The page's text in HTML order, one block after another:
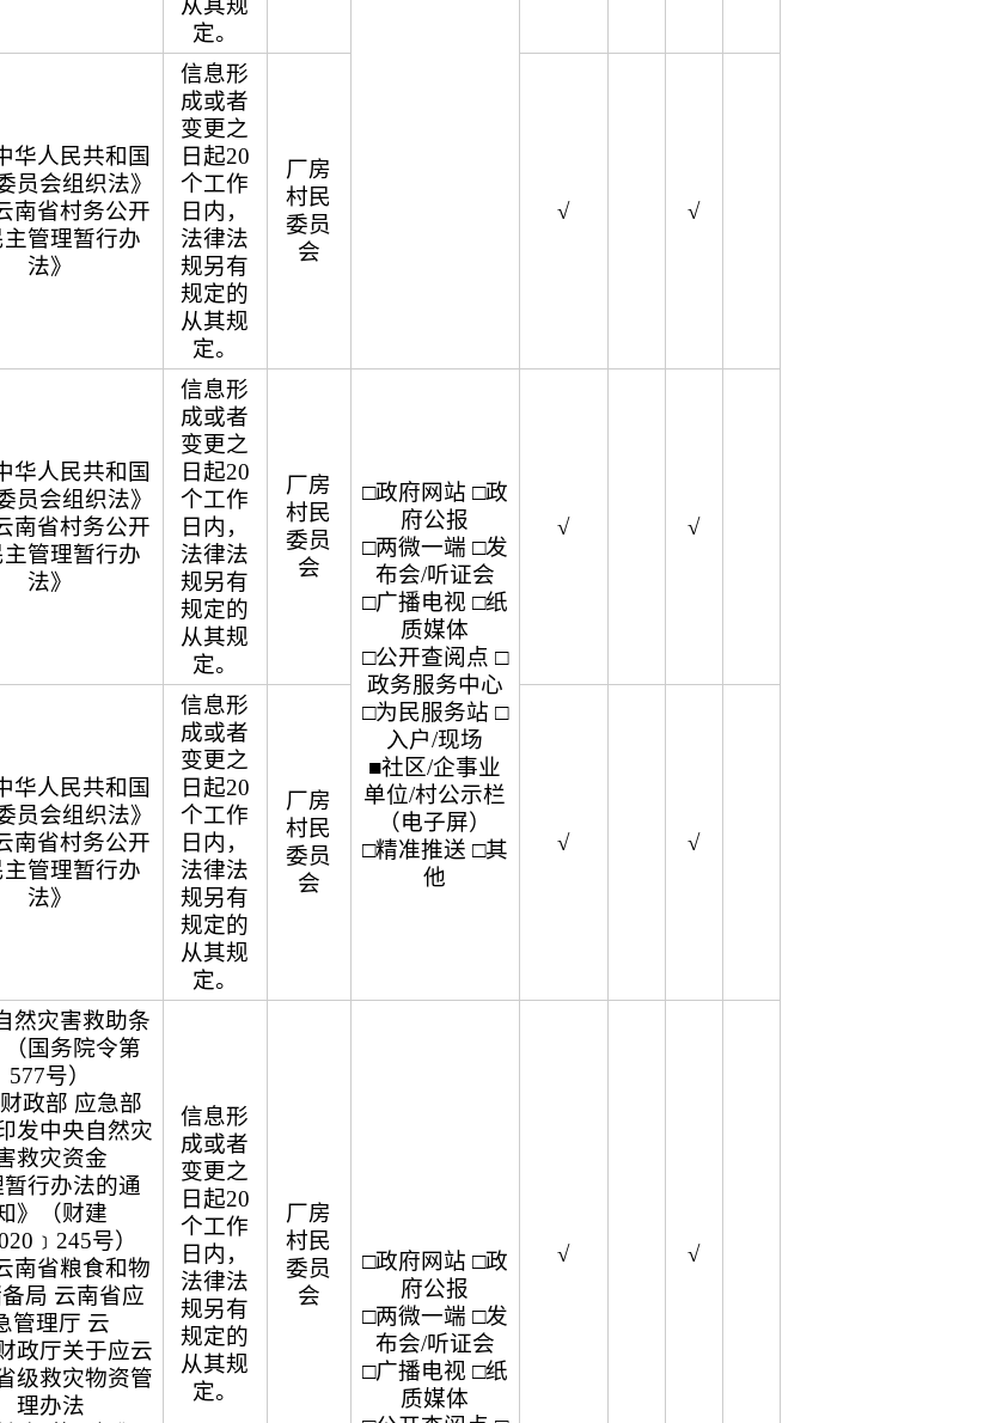
从其规
定。
华人民共和国
员会组织法》
南省村务公开
管理暂行办
法》
信息形
成或者
变更之
日起20
个工作
日内，
法律法
规另有
规定的
从其规
定。
厂房
村民
委员
会
√ √
华人民共和国
员会组织法》
南省村务公开
管理暂行办
法》
信息形
成或者
变更之
日起20
个工作
日内，
法律法
规另有
规定的
从其规
定。
厂房
村民
委员
会
□政府网站 □政
府公报
□两微一端 □发
布会/听证会
□广播电视 □纸
质媒体
□公开查阅点 □
政务服务中心
□为民服务站 □
入户/现场
■社区/企事业
单位/村公示栏
（电子屏）
□精准推送 □其
他
√ √
华人民共和国
员会组织法》
南省村务公开
管理暂行办
法》
信息形
成或者
变更之
日起20
个工作
日内，
法律法
规另有
规定的
从其规
定。
厂房
村民
委员
会
√ √
然灾害救助条
国务院令第
577号）
政部 应急部
发中央自然灾
救灾资金
暂行办法的通
》（财建
号）
南省粮食和物
局 云南省应
管理厅 云
政厅关于应云
级救灾物资管
理办法
信息形
成或者
变更之
日起20
个工作
日内，
法律法
规另有
规定的
从其规
定。
厂房
村民
委员
会
□政府网站 □政
府公报
□两微一端 □发
布会/听证会
□广播电视 □纸
质媒体
√ √